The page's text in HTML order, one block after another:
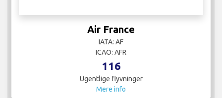
Air France
IATA: AF
ICAO: AFR
116
Ugentlige flyvninger
Mere info